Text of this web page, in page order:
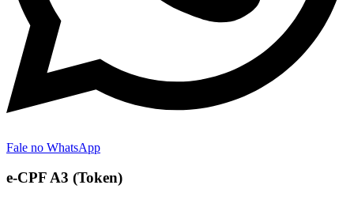
Fale no WhatsApp
e-CPF A3 (Token)